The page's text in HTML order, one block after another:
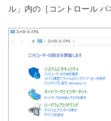
ル」内の［コントロール パ